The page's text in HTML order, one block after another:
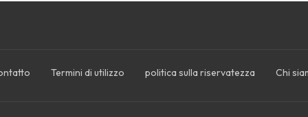
Termini di utilizzo politica sulla riservatezza Chi